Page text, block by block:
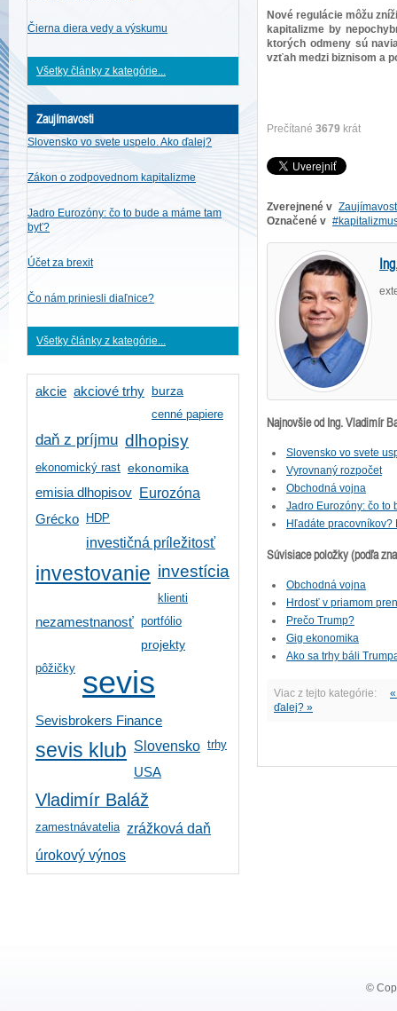
Čierna diera vedy a výskumu
Všetky články z kategórie...
Zaujímavosti
Slovensko vo svete uspelo. Ako ďalej?
Zákon o zodpovednom kapitalizme
Jadro Eurozóny: čo to bude a máme tam
byť?
Účet za brexit
Čo nám priniesli diaľnice?
Všetky články z kategórie...
akcie akciové trhy burza
cenné papiere
daň z príjmu dlhopisy
ekonomický rast ekonomika
emisia dlhopisov
Eurozóna
Grécko HDP
investičná príležitosť
investovanie investícia
klienti
nezamestnanosť portfólio
projekty
pôžičky sevis
Sevisbrokers Finance
sevis klub Slovensko trhy
USA
Vladimír Baláž
zamestnávatelia zrážková daň
úrokový výnos
Nové regulácie môžu
kapitalizme by
ktorých odmeny sú
vzťah medzi biznisom a
Prečítané 3679 krát
Zverejnené v
Označené v
Najnovšie od Ing. Vladimír
Slovensko vo svete
Vyrovnaný rozpočet
Obchodná vojna
Jadro Eurozóny: čo to
Hľadáte pracovníkov?
Súvisiace položky (podľa
Obchodná vojna
Hrdosť v priamom
Prečo Trump?
Gig ekonomika
Ako sa trhy báli
Viac z tejto kategórie:
ďalej? »
©